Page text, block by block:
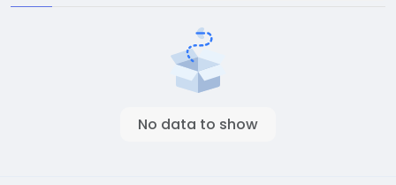
No data to show